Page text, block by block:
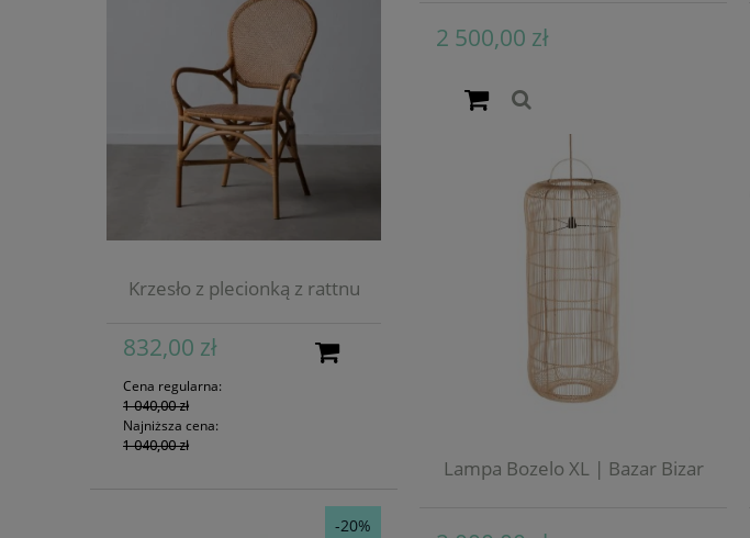
Krzesło z plecionką z rattnu
832,00 zł
Cena regularna:
1 040,00 zł
Najniższa cena:
1 040,00 zł
-20%
2 500,00 zł
Lampa Bozelo XL | Bazar Bizar